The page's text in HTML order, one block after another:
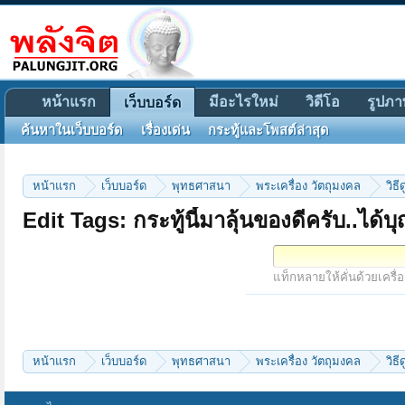
หน้าแรก เว็บบอร์ด พุทธศาสนา พระเครื่อง วัตถุมงคล วิธี
Edit Tags: กระทู้นี้มาลุ้นของดีครับ..ได้
แท็กหลายให้คั่นด้วยเครื่
หน้าแรก เว็บบอร์ด พุทธศาสนา พระเครื่อง วัตถุมงคล วิธี
หน้าแรก เว็บบอร์ด
ค้นหาในเว็บบอร์ด เรื่องเด่น กระทู้และโพสต์ล่าสุด
มีอะไรใหม่ วิดีโอ รูปภ